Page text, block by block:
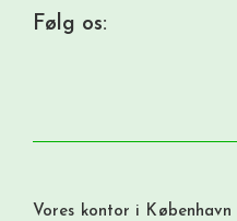
Følg os:
Vores kontor i København